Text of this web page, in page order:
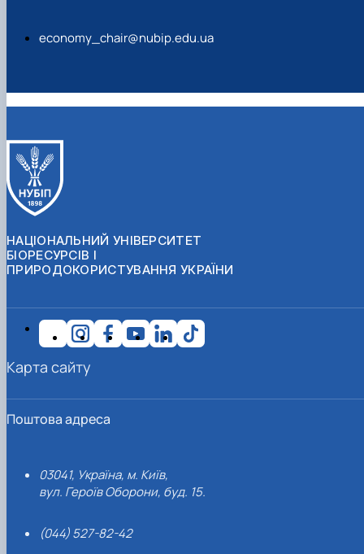
economy_chair@nubip.edu.ua
НАЦІОНАЛЬНИЙ УНІВЕРСИТЕТ
БІОРЕСУРСІВ І
ПРИРОДОКОРИСТУВАННЯ УКРАЇНИ
Поштова адреса
03041, Україна, м. Київ,
вул. Героїв Оборони, буд. 15.
(044) 527-82-42
Карта сайту